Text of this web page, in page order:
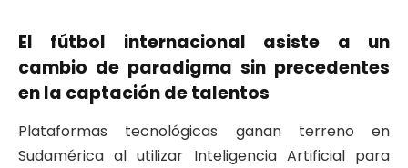
El fútbol internacional asiste a un
cambio de paradigma sin precedentes
en la captación de talentos
Plataformas tecnológicas ganan terreno en
Sudamérica al utilizar Inteligencia Artificial para